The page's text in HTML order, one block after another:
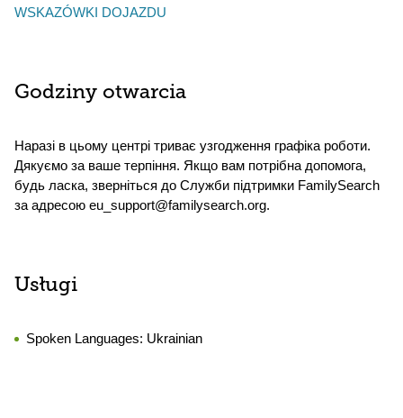
WSKAZÓWKI DOJAZDU
Godziny otwarcia
Наразі в цьому центрі триває узгодження графіка роботи.
Дякуємо за ваше терпіння. Якщо вам потрібна допомога,
будь ласка, зверніться до Служби підтримки FamilySearch
за адресою eu_support@familysearch.org.
Usługi
Spoken Languages: Ukrainian